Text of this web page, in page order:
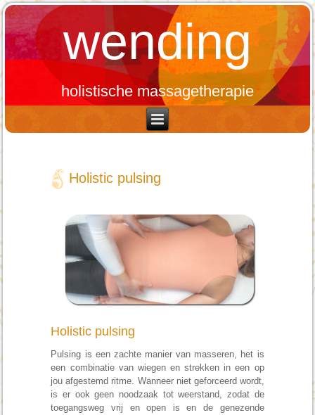
wending
holistische massagetherapie
Holistic pulsing
Holistic pulsing
Pulsing is een zachte manier van masseren, het is
een combinatie van wiegen en strekken in een op
jou afgestemd ritme. Wanneer niet geforceerd wordt,
is er ook geen noodzaak tot weerstand, zodat de
toegangsweg vrij en open is en de genezende